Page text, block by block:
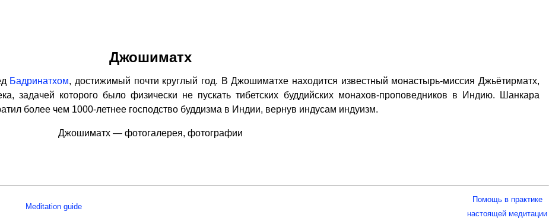
Джошиматх
Бадринатхом, достижимый почти круглый год. В Джошиматхе находится известный монастырь-миссия Джьётирматх,
задачей которого было физически не пускать тибетских буддийских монахов-проповедников в Индию. Шанкара
более чем 1000-летнее господство буддизма в Индии, вернув индусам индуизм.
Джошиматх — фотогалерея, фотографии
Meditation guide
Помощь в практике
настоящей медитации